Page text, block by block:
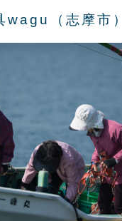
wagu（志摩市）